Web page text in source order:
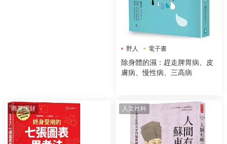
野人 電子書
除身體的濕：趕走脾胃病、皮
膚病、慢性病、三高病
商業理財 人文社科